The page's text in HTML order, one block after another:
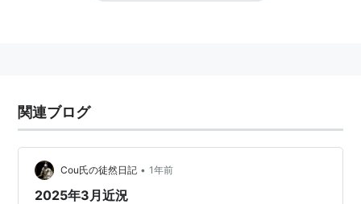
戦。
1997年にはカナダ・ヨーロッパ遠征し、CWAシュート
ファイティング王座獲得し帰国。
1998年には後腹膜腫瘍のため戦線離脱するも、2000年
6月2日に、日本武道館の藤波戦で復活。
関連ブログ
Cou氏の徒然日記 • 1年前
2025年3月近況